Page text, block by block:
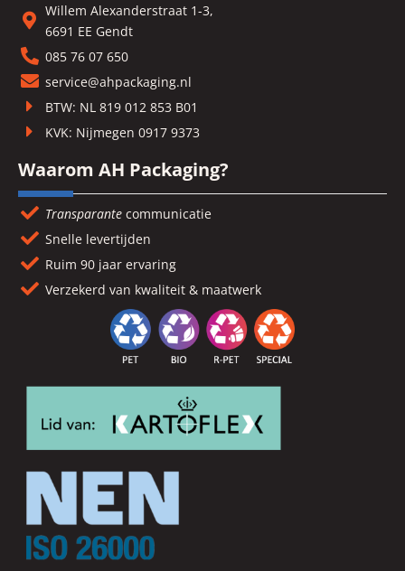
Willem Alexanderstraat 1-3,
6691 EE Gendt
085 76 07 650
service@ahpackaging.nl
BTW: NL 819 012 853 B01
KVK: Nijmegen 0917 9373
Waarom AH Packaging?
Transparante communicatie
Snelle levertijden
Ruim 90 jaar ervaring
Verzekerd van kwaliteit & maatwerk